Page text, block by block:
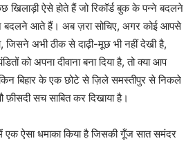
ऐसे होते हैं जो रिकॉर्ड बुक के पन्ने बदलने
बदलने आते हैं। अब ज़रा सोचिए, अगर कोई आपसे
अभी ठीक से दाढ़ी-मूछ भी नहीं देखी है,
को अपना दीवाना बना दिया है, तो क्या आप
बिहार के एक छोटे से ज़िले समस्तीपुर से निकले
फ़ीसदी सच साबित कर दिखाया है।
ऐसा धमाका किया है जिसकी गूँज सात समंदर